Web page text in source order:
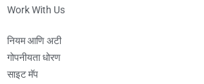
Work With Us
नियम आणि अटी
गोपनीयता धोरण
साइट मॅप